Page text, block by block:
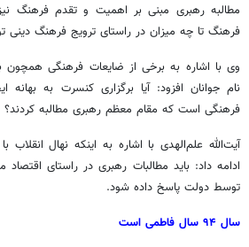
مطالبه رهبری مبنی بر اهمیت و تقدم فرهنگ
فرهنگ تا چه میزان در راستای ترویج فرهنگ دینی
وی با اشاره به برخی از ضایعات فرهنگی
نام جوانان افزود: آیا برگزاری کنسرت به بهانه
فرهنگی است که مقام معظم رهبری مطالبه کردند؟
آیت‌الله علم‌الهدی با اشاره به اینکه نهال
ادامه داد: باید مطالبات رهبری در راستای
توسط دولت پاسخ‌ داده شود.
سال ۹۴ سال فاطمی است